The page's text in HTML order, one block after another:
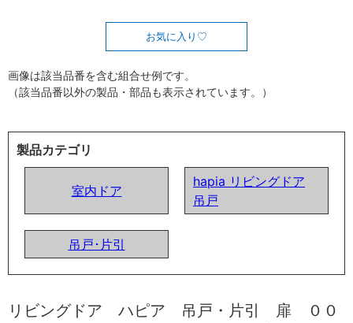
お気に入り
画像は該当品番を含む組合せ例です。
（該当品番以外の製品・部品も表示されています。）
製品カテゴリ
室内ドア
hapia リビングドア
吊戸
吊戸･片引
リビングドア ハピア 吊戸・片引 扉 ００